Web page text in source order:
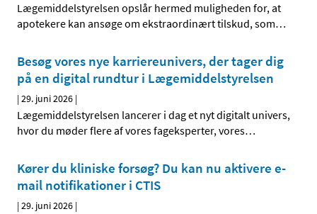
Lægemiddelstyrelsen opslår hermed muligheden for, at
apotekere kan ansøge om ekstraordinært tilskud, som…
Besøg vores nye karriereunivers, der tager dig
på en digital rundtur i Lægemiddelstyrelsen
|29. juni 2026 |
Lægemiddelstyrelsen lancerer i dag et nyt digitalt univers,
hvor du møder flere af vores fageksperter, vores…
Kører du kliniske forsøg? Du kan nu aktivere e-
mail notifikationer i CTIS
|29. juni 2026 |